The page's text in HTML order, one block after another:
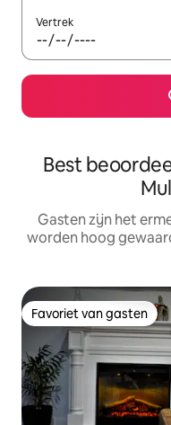
Vertrek
Best
Gasten zijn het
worden hoog
Favoriet van gasten
Favoriet van gasten